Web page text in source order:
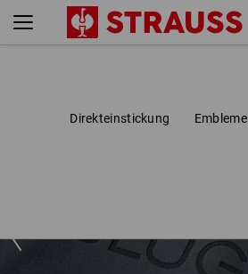
Direkteinstickung Embleme